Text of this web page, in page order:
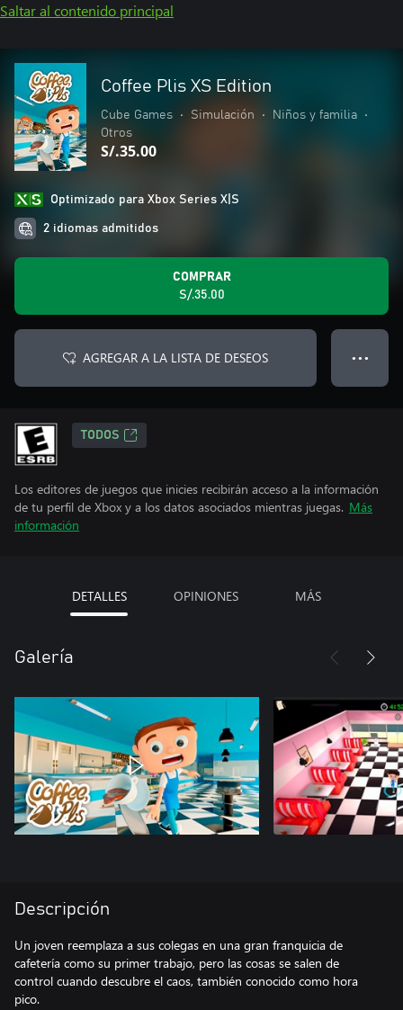
Saltar al contenido principal
Coffee Plis XS Edition
Cube Games • Simulación • Niños y familia
•
Otros
S/.35.00
Optimizado para Xbox Series X|S
2 idiomas admitidos
COMPRAR
S/.35.00
AGREGAR A LA LISTA DE DESEOS ● ● ●
TODOS
Los editores de juegos que inicies recibirán acceso a la información
de tu perfil de Xbox y a los datos asociados mientras juegas. Más
información
DETALLES OPINIONES MÁS
Galería
Descripción
Un joven reemplaza a sus colegas en una gran franquicia de
cafetería como su primer trabajo, pero las cosas se salen de
control cuando descubre el caos, también conocido como hora
pico.